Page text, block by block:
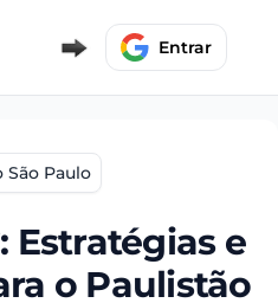
Entrar
São Paulo
Estratégias e
o Paulistão